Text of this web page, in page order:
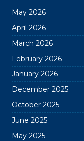
May 2026
April 2026
March 2026
February 2026
January 2026
December 2025
October 2025
June 2025
May 2025